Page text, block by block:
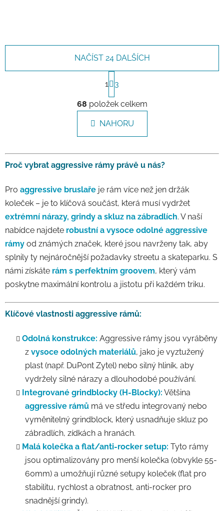
Ovládací prvky výpisu
NAČÍST 24 DALŠÍCH
Stránkování
1 3
68 položek celkem
NAHORU
Proč vybrat aggressive rámy právě u nás?
Pro aggressive bruslaře je rám více než jen držák
koleček – je to klíčová součást, která musí vydržet
extrémní nárazy, grindy a skluz na zábradlích. V naší
nabídce najdete robustní a vysoce odolné aggressive
rámy od známých značek, které jsou navrženy tak, aby
splnily ty nejnáročnější požadavky streetu a skateparku. S
námi získáte rám s perfektním groovem, který vám
poskytne maximální kontrolu a jistotu při každém triku.
Klíčové vlastnosti aggressive rámů:
Odolná konstrukce: Aggressive rámy jsou vyráběny
z vysoce odolných materiálů, jako je vyztužený
plast (např. DuPont Zytel) nebo silný hliník, aby
vydržely silné nárazy a dlouhodobé používání.
Integrované grindblocky (H-Blocky): Většina
aggressive rámů má ve středu integrovaný nebo
vyměnitelný grindblock, který usnadňuje skluz po
zábradlích, zídkách a hranách.
Malá kolečka a flat/anti-rocker setup: Tyto rámy
jsou optimalizovány pro menší kolečka (obvykle 55-
60mm) a umožňují různé setupy koleček (flat pro
stabilitu, rychlost a obratnost, anti-rocker pro
snadnější grindy).